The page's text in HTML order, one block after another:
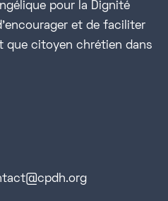
pour la Dignité
et de faciliter
que citoyen chrétien dans